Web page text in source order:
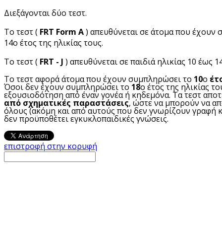
Διεξάγονται δύο τεστ.
Το τεστ ( FRT Form A) απευθύνεται σε άτομα που έχουν
14ο έτος της ηλικίας τους.
Το τεστ ( FRT - J ) απευθύνεται σε παιδιά ηλικίας 10 έως
Το τεστ αφορά άτομα που έχουν συμπληρώσει το 10ο
Όσοι δεν έχουν συμπληρώσει το 18ο έτος της ηλικίας
εξουσιοδότηση από έναν γονέα ή κηδεμόνα. Τα τεστ
από σχηματικές παραστάσεις, ώστε να μπορούν να
όλους (ακόμη και από αυτούς που δεν γνωρίζουν γραφή
δεν προϋποθέτει εγκυκλοπαιδικές γνώσεις.
επιστροφή στην κορυφή